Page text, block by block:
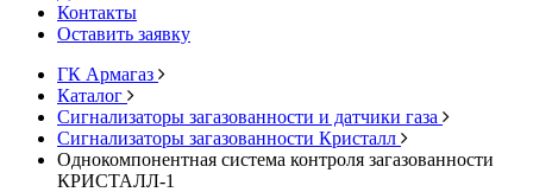
Контакты
Оставить заявку
ГК Армагаз
Каталог
Cигнализаторы загазованности и датчики газа
Сигнализаторы загазованности Кристалл
Однокомпонентная система контроля загазованности
КРИСТАЛЛ-1